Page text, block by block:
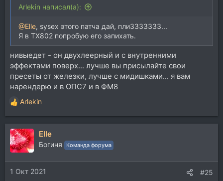
Arlekin написал(а):
@Elle, sysex этого патча дай, пли3333333...
Я в ТХ802 попробую его запихать.
нивыедет - он двухлеерный и с внутренними
эффектами поверх... лучше вы присылайте свои
пресеты от железки, лучше с мидишками... я вам
нарендерю и в ОПС7 и в ФМ8
Р
е
а
к
ц
и
и
:
Arlekin
Elle
Богиня Команда форума
1 Окт 2021 #25